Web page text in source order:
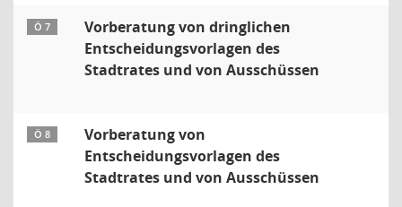
Ö 7
Vorberatung von dringlichen
Entscheidungsvorlagen des
Stadtrates und von Ausschüssen
Ö 8
Vorberatung von
Entscheidungsvorlagen des
Stadtrates und von Ausschüssen